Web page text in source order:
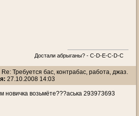
Достали абрыганы? - С-D-E-C-D-C
Re: Требуется бас, контрабас, работа, джаз.
27.10.2008 14:03
новичка возьмёте???аська 293973693